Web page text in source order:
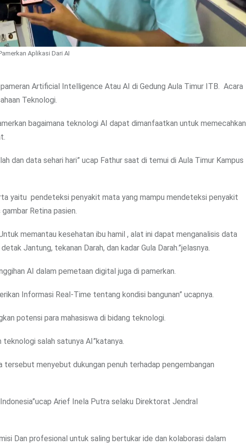
Aplikasi Dari AI
Artificial Intelligence Atau AI di Gedung Aula Timur ITB. Acara
Teknologi.
bagaimana teknologi AI dapat dimanfaatkan untuk memecahkan
dan data sehari hari” ucap Fathur saat di temui di Aula Timur Kampus
yaitu pendeteksi penyakit mata yang mampu mendeteksi penyakit
Retina pasien.
memantau kesehatan ibu hamil , alat ini dapat menganalisis data
Jantung, tekanan Darah, dan kadar Gula Darah.”jelasnya.
AI dalam pemetaan digital juga di pamerkan.
Informasi Real-Time tentang kondisi bangunan” ucapnya.
potensi para mahasiswa di bidang teknologi.
salah satunya AI”katanya.
tersebut menyebut dukungan penuh terhadap pengembangan
Arief Inela Putra selaku Direktorat Jendral
Dan profesional untuk saling bertukar ide dan kolaborasi dalam